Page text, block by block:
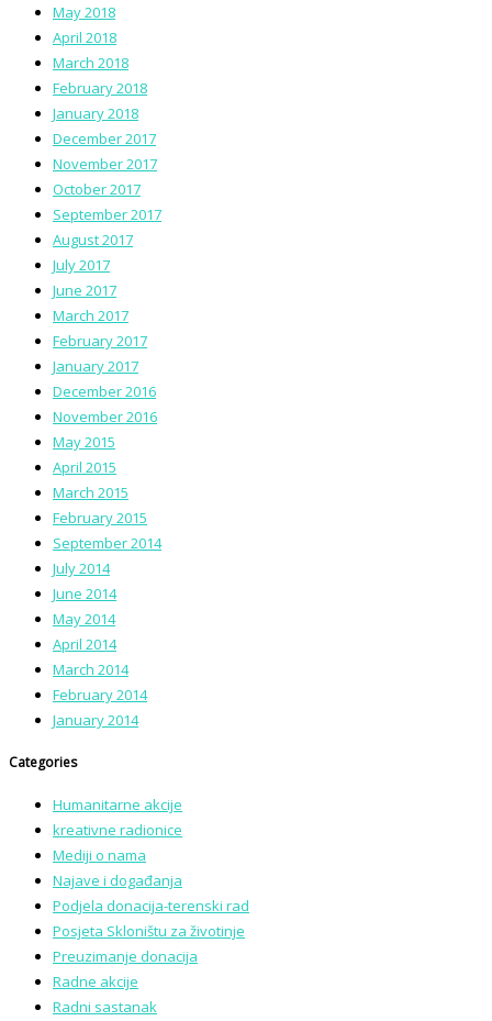
May 2018
April 2018
March 2018
February 2018
January 2018
December 2017
November 2017
October 2017
September 2017
August 2017
July 2017
June 2017
March 2017
February 2017
January 2017
December 2016
November 2016
May 2015
April 2015
March 2015
February 2015
September 2014
July 2014
June 2014
May 2014
April 2014
March 2014
February 2014
January 2014
Categories
Humanitarne akcije
kreativne radionice
Mediji o nama
Najave i događanja
Podjela donacija-terenski rad
Posjeta Skloništu za životinje
Preuzimanje donacija
Radne akcije
Radni sastanak